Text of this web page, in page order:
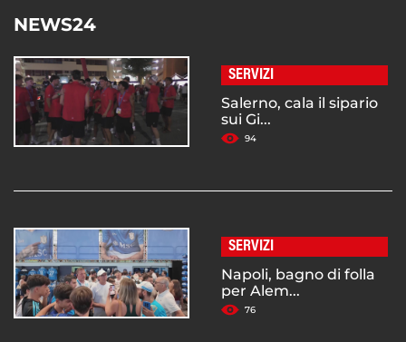
NEWS24
SERVIZI
Salerno, cala il sipario
sui Gi...
94
SERVIZI
Napoli, bagno di folla
per Alem...
76